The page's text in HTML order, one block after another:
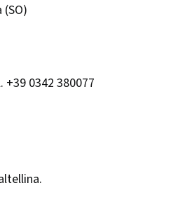
0342 380077​